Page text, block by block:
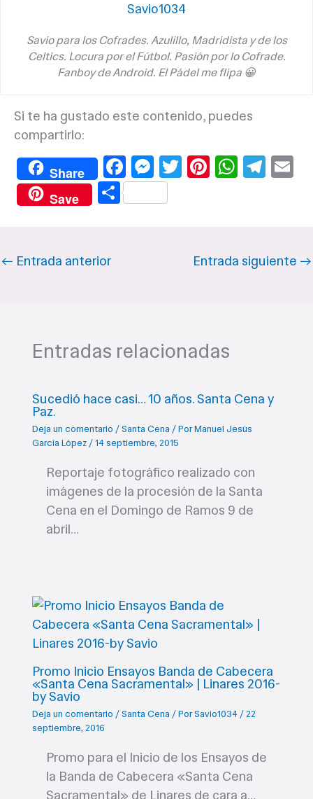
Savio1034
Savio para los Cofrades. Azulillo, Madridista y de los
Celtics. Locura por el Fútbol. Pasión por lo Cofrade.
Fanboy de Android. El Pádel me flipa 😀
Si te ha gustado este contenido, puedes
compartirlo:
Share F
a
c
M
e
ss
T Pi
st
W
A
T
a
Save C
← Entrada anterior Entrada siguiente →
Entradas relacionadas
Sucedió hace casi… 10 años. Santa Cena y
Paz.
Deja un comentario /Santa Cena / PorManuel Jesús
García López /14 septiembre, 2015
Reportaje fotográfico realizado con
imágenes de la procesión de la Santa
Cena en el Domingo de Ramos 9 de
abril…
Promo Inicio Ensayos Banda de Cabecera
«Santa Cena Sacramental» | Linares 2016-
by Savio
Deja un comentario /Santa Cena / PorSavio1034 /22
septiembre, 2016
Promo para el Inicio de los Ensayos de
la Banda de Cabecera «Santa Cena
Sacramental» de Linares de cara a…